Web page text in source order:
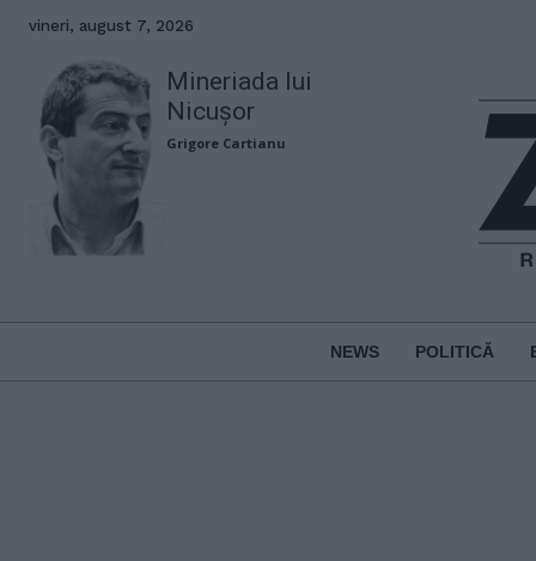
vineri, august 7, 2026
Mineriada lui
Nicușor
Grigore Cartianu
NEWS POLITICĂ